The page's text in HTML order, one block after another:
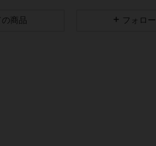
商品 フォロー